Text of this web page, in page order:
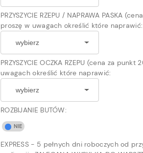
PRZYSZYCIE RZEPU / NAPRAWA PASKA
proszę w uwagach określić które naprawić:
PRZYSZYCIE OCZKA RZEPU (cena za punkt
uwagach określić które naprawić:
ROZBIJANIE BUTÓW:
EXPRESS - 5 pełnych dni roboczych od